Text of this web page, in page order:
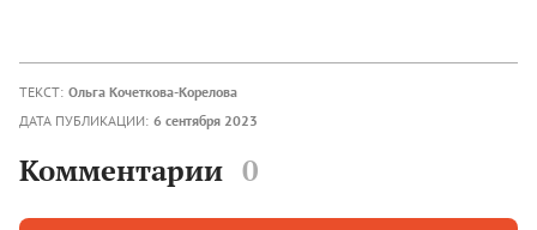
ТЕКСТ: Ольга Кочеткова-Корелова
ДАТА ПУБЛИКАЦИИ: 6 сентября 2023
Комментарии 0